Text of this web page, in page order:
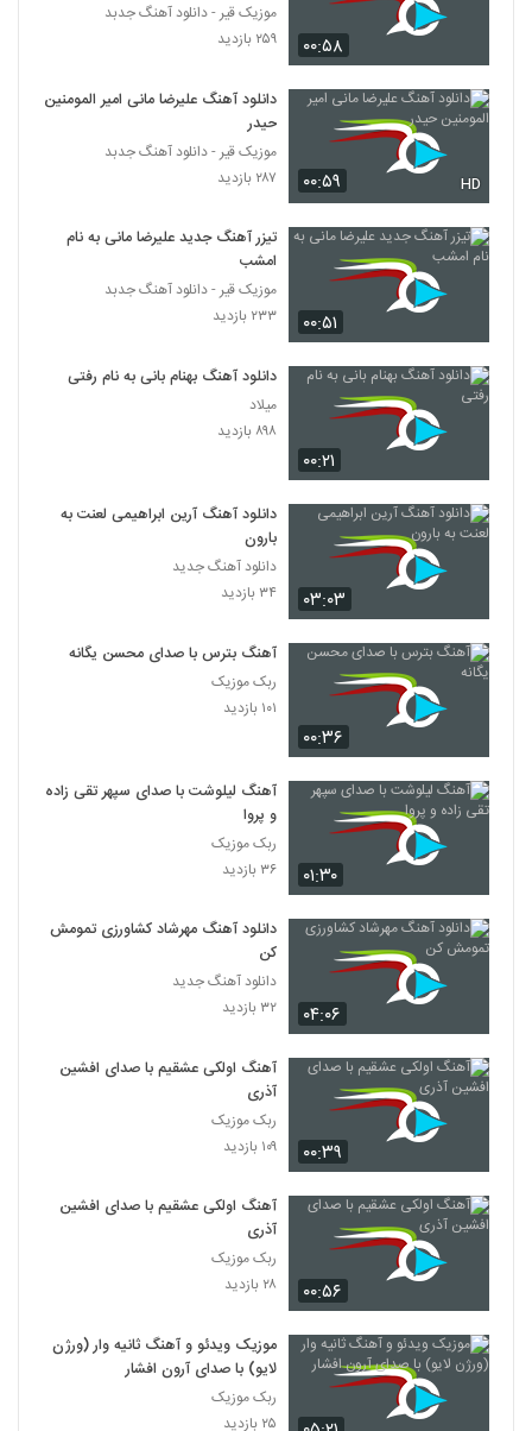
۰۰:۵۸
موزیک قیر - دانلود آهنگ جدبد
۲۵۹ بازدید
۰۰:۵۹ HD
دانلود آهنگ علیرضا مانی امیر المومنین
حیدر
موزیک قیر - دانلود آهنگ جدبد
۲۸۷ بازدید
۰۰:۵۱
تیزر آهنگ جدید علیرضا مانی به نام
امشب
موزیک قیر - دانلود آهنگ جدبد
۲۳۳ بازدید
۰۰:۲۱
دانلود آهنگ بهنام بانی به نام رفتی
میلاد
۸۹۸ بازدید
۰۳:۰۳
دانلود آهنگ آرین ابراهیمی لعنت به
بارون
دانلود آهنگ جدید
۳۴ بازدید
۰۰:۳۶
آهنگ بترس با صدای محسن یگانه
ربک موزیک
۱۰۱ بازدید
۰۱:۳۰
آهنگ لیلوشت با صدای سپهر تقی زاده
و پروا
ربک موزیک
۳۶ بازدید
۰۴:۰۶
دانلود آهنگ مهرشاد کشاورزی تمومش
کن
دانلود آهنگ جدید
۳۲ بازدید
۰۰:۳۹
آهنگ اولکی عشقیم با صدای افشین
آذری
ربک موزیک
۱۰۹ بازدید
۰۰:۵۶
آهنگ اولکی عشقیم با صدای افشین
آذری
ربک موزیک
۲۸ بازدید
موزیک ویدئو و آهنگ ثانیه وار (ورژن
لایو) با صدای آرون افشار
ربک موزیک
۲۵ بازدید